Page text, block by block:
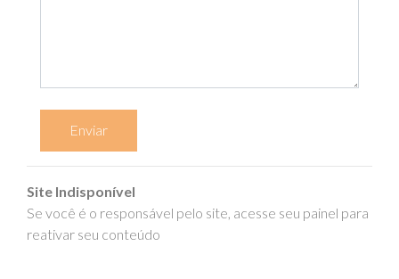
Enviar
Site Indisponível
Se você é o responsável pelo site, acesse seu painel para
reativar seu conteúdo